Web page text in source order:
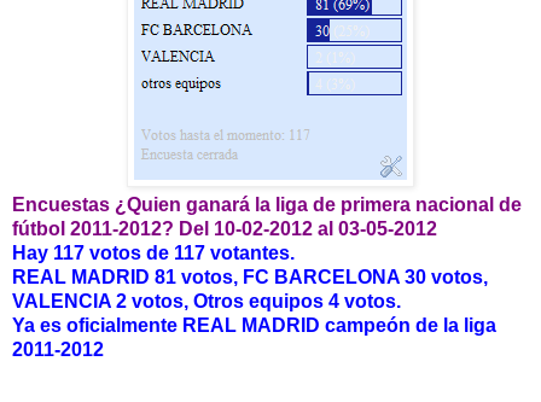
Encuestas ¿Quien ganará la liga de primera nacional de
fútbol 2011-2012? Del 10-02-2012 al 03-05-2012
Hay 117 votos de 117 votantes.
REAL MADRID 81 votos, FC BARCELONA 30 votos,
VALENCIA 2 votos, Otros equipos 4 votos.
Ya es oficialmente REAL MADRID campeón de la liga
2011-2012